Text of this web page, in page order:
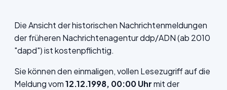
Die Ansicht der historischen Nachrichtenmeldungen
der früheren Nachrichtenagentur ddp/ADN (ab 2010
"dapd") ist kostenpflichtig.
Sie können den einmaligen, vollen Lesezugriff auf die
Meldung vom12.12.1998, 00:00 Uhrmit der